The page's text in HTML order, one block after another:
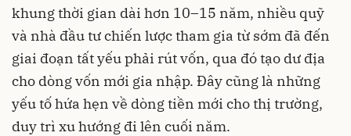
khung thời gian dài hơn 10–15 năm, nhiều quỹ
và nhà đầu tư chiến lược tham gia từ sớm đã đến
giai đoạn tất yếu phải rút vốn, qua đó tạo dư địa
cho dòng vốn mới gia nhập. Đây cũng là những
yếu tố hứa hẹn về dòng tiền mới cho thị trường,
duy trì xu hướng đi lên cuối năm.